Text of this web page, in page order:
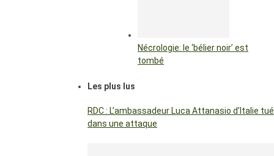
Nécrologie: le ‘bélier noir’ est
tombé
Les plus lus
RDC : L’ambassadeur Luca Attanasio d’Italie tué
dans une attaque